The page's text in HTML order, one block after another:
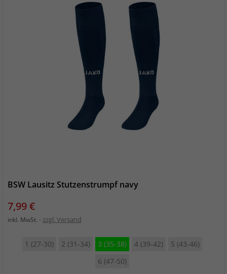
BSW Lausitz Stutzenstrumpf navy
Preis
7,99 €
inkl. MwSt. zzgl. Versand
1 (27-30) 2 (31-34) 3 (35-38) 4 (39-42)
5 (43-46)
6 (47-50)